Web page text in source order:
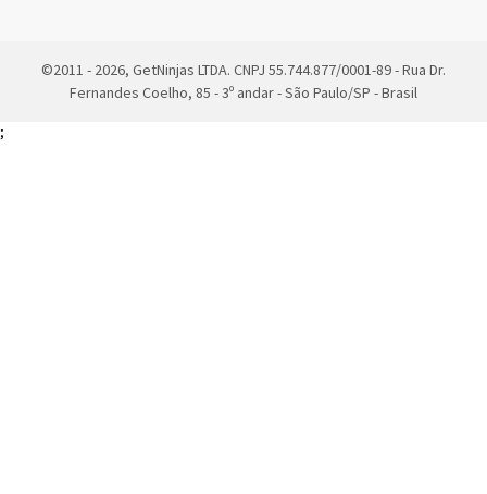
©2011 - 2026, GetNinjas LTDA. CNPJ 55.744.877/0001-89 - Rua Dr.
Fernandes Coelho, 85 - 3º andar - São Paulo/SP - Brasil
;